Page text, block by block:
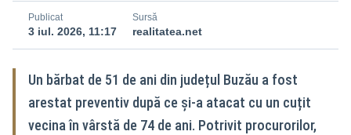
Publicat
3 iul. 2026, 11:17
Sursă
realitatea.net
Un bărbat de 51 de ani din județul Buzău a fost
arestat preventiv după ce și-a atacat cu un cuțit
vecina în vârstă de 74 de ani. Potrivit procurorilor,